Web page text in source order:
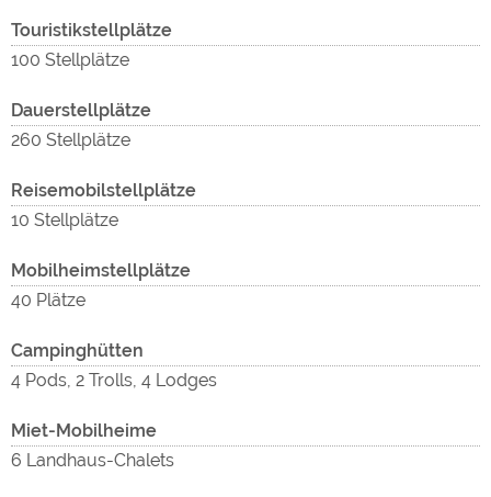
Touristikstellplätze
100 Stellplätze
Dauerstellplätze
260 Stellplätze
Reisemobilstellplätze
10 Stellplätze
Mobilheimstellplätze
40 Plätze
Campinghütten
4 Pods, 2 Trolls, 4 Lodges
Miet-Mobilheime
6 Landhaus-Chalets